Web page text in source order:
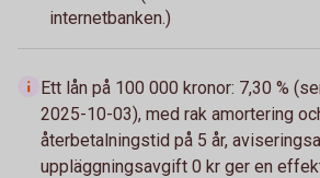
internetbanken.)
Ett lån på 100 000 kronor: 7,30 %
2025-10-03), med rak amortering
återbetalningstid på 5 år,
uppläggningsavgift 0 kr ger en